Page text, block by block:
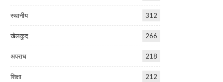
स्थानीय 312
खेलकुद 266
अपराध 218
शिक्षा 212